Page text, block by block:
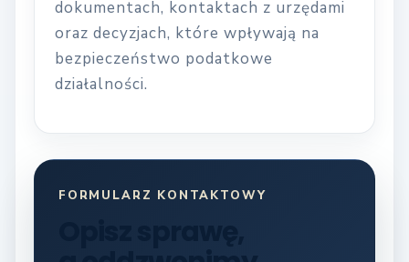
dokumentach, kontaktach z urzędami
oraz decyzjach, które wpływają na
bezpieczeństwo podatkowe
działalności.
FORMULARZ KONTAKTOWY